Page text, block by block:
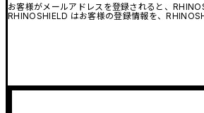
お客様がメールアドレスを登録されると、
RHINOSHIELD はお客様の登録情報を、